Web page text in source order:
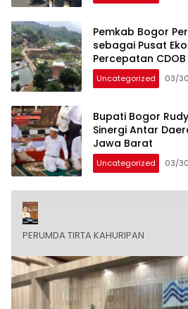
Pemkab Bogor
sebagai Pusat
Percepatan
Uncategorized 03/
Bupati Bogor
Sinergi Antar
Jawa Barat
Uncategorized 03/
PERUMDA TIRTA KAHURIPAN